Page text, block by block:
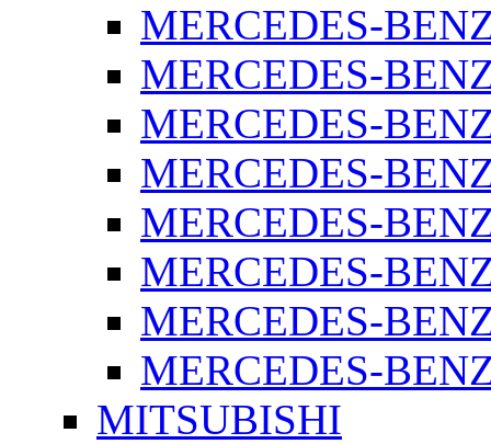
MERCEDES-
MERCEDES-
MERCEDES-
MERCEDES-
MERCEDES-
MERCEDES-
MERCEDES-
MERCEDES-
MITSUBISHI